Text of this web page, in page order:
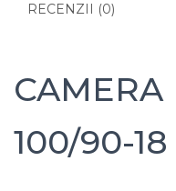
RECENZII (0)
CAMERA
100/90-